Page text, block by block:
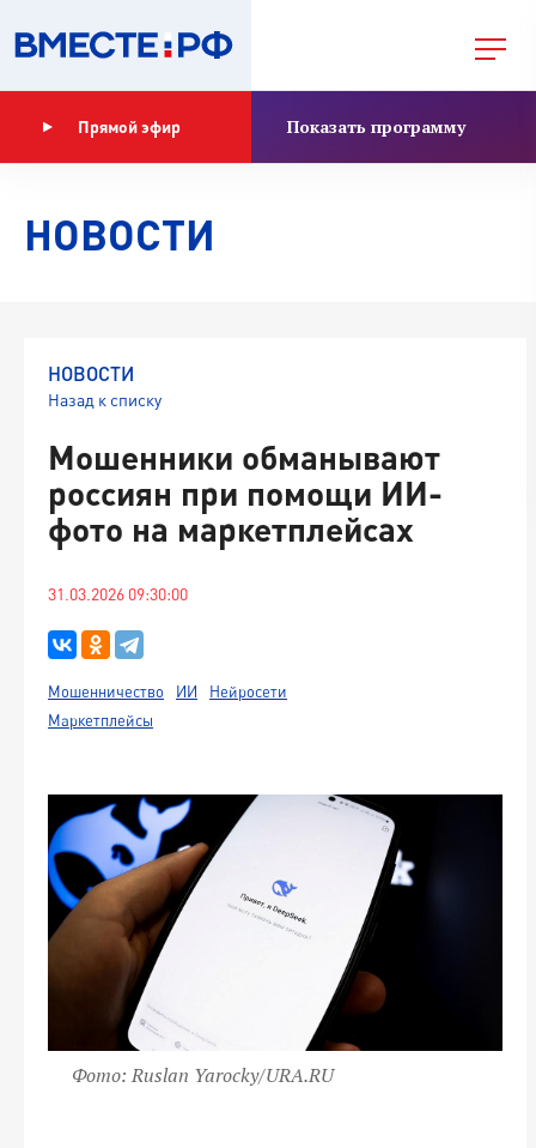
Прямой эфир Показать программу
НОВОСТИ
НОВОСТИ
Назад к списку
Мошенники обманывают
россиян при помощи ИИ-
фото на маркетплейсах
31.03.2026 09:30:00
Мошенничество ИИ
Нейросети
Маркетплейсы
Фото: Ruslan Yarocky/URA.RU